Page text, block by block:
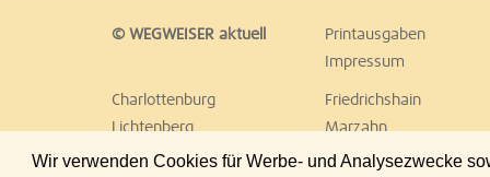
Wir verwenden Cookies für Werbe- und Analysezwecke
© WEGWEISER aktuell Printausgaben
Impressum
Charlottenburg Friedrichshain
Lichtenberg
Marzahn
Reinickendorf
Schöneberg